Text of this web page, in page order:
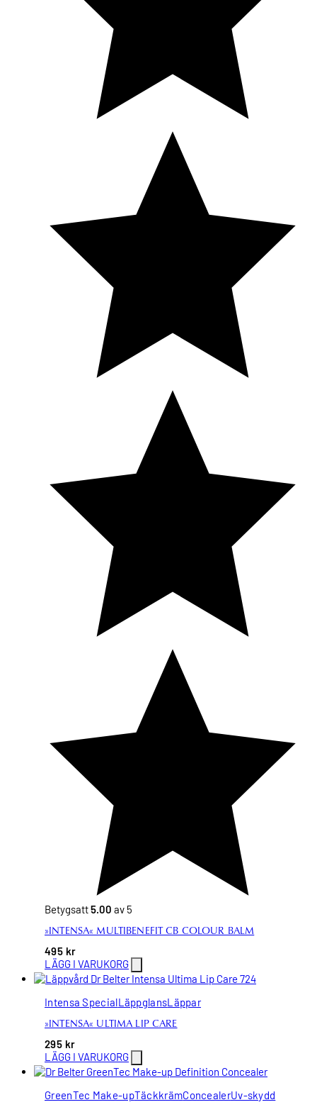
Betygsatt5.00 av 5
»INTENSA« MULTIBENEFIT CB COLOUR BALM
495 kr
LÄGG I VARUKORG
Intensa SpecialLäppglansLäppar
»INTENSA« ULTIMA LIP CARE
295 kr
LÄGG I VARUKORG
GreenTec Make-upTäckkrämConcealerUv-skydd